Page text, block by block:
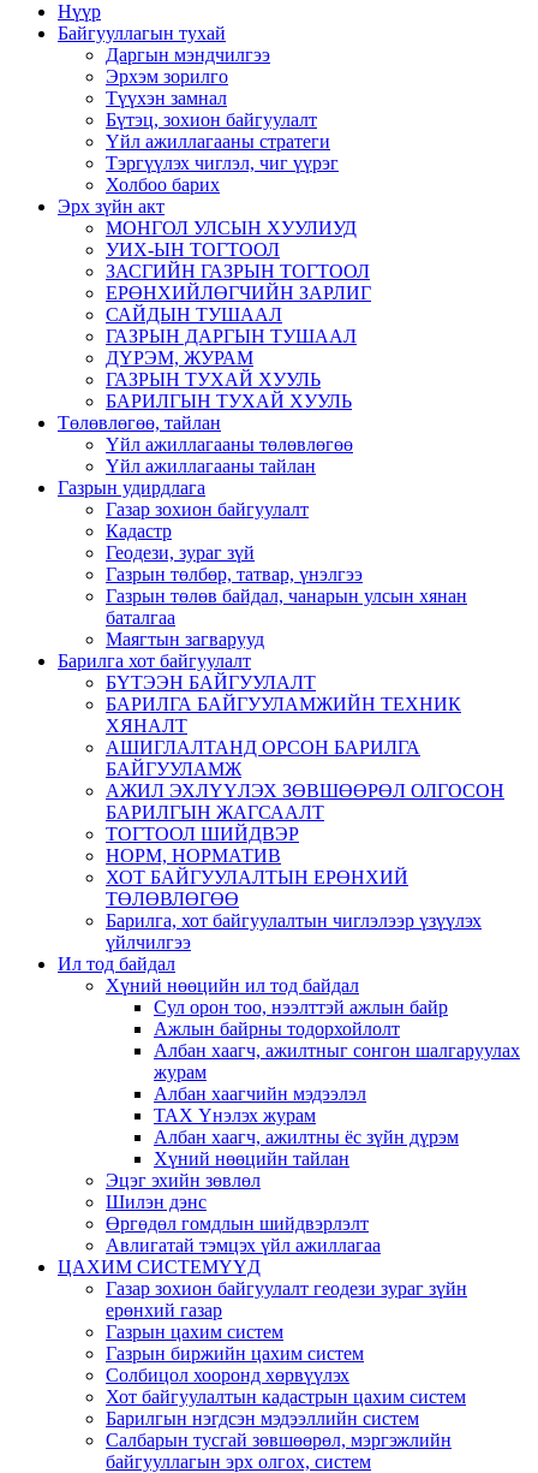
Нүүр
Байгууллагын тухай
Даргын мэндчилгээ
Эрхэм зорилго
Түүхэн замнал
Бүтэц, зохион байгуулалт
Үйл ажиллагааны стратеги
Тэргүүлэх чиглэл, чиг үүрэг
Холбоо барих
Эрх зүйн акт
МОНГОЛ УЛСЫН ХУУЛИУД
УИХ-ЫН ТОГТООЛ
ЗАСГИЙН ГАЗРЫН ТОГТООЛ
ЕРӨНХИЙЛӨГЧИЙН ЗАРЛИГ
САЙДЫН ТУШААЛ
ГАЗРЫН ДАРГЫН ТУШААЛ
ДҮРЭМ, ЖУРАМ
ГАЗРЫН ТУХАЙ ХУУЛЬ
БАРИЛГЫН ТУХАЙ ХУУЛЬ
Төлөвлөгөө, тайлан
Үйл ажиллагааны төлөвлөгөө
Үйл ажиллагааны тайлан
Газрын удирдлага
Газар зохион байгуулалт
Кадастр
Геодези, зураг зүй
Газрын төлбөр, татвар, үнэлгээ
Газрын төлөв байдал, чанарын улсын хянан
баталгаа
Маягтын загварууд
Барилга хот байгуулалт
БҮТЭЭН БАЙГУУЛАЛТ
БАРИЛГА БАЙГУУЛАМЖИЙН ТЕХНИК
ХЯНАЛТ
АШИГЛАЛТАНД ОРСОН БАРИЛГА
БАЙГУУЛАМЖ
АЖИЛ ЭХЛҮҮЛЭХ ЗӨВШӨӨРӨЛ ОЛГОСОН
БАРИЛГЫН ЖАГСААЛТ
ТОГТООЛ ШИЙДВЭР
НОРМ, НОРМАТИВ
ХОТ БАЙГУУЛАЛТЫН ЕРӨНХИЙ
ТӨЛӨВЛӨГӨӨ
Барилга, хот байгуулалтын чиглэлээр үзүүлэх
үйлчилгээ
Ил тод байдал
Хүний нөөцийн ил тод байдал
Сул орон тоо, нээлттэй ажлын байр
Ажлын байрны тодорхойлолт
Албан хаагч, ажилтныг сонгон шалгаруулах
журам
Албан хаагчийн мэдээлэл
ТАХ Үнэлэх журам
Албан хаагч, ажилтны ёс зүйн дүрэм
Хүний нөөцийн тайлан
Эцэг эхийн зөвлөл
Шилэн дэнс
Өргөдөл гомдлын шийдвэрлэлт
Авлигатай тэмцэх үйл ажиллагаа
ЦАХИМ СИСТЕМҮҮД
Газар зохион байгуулалт геодези зураг зүйн
ерөнхий газар
Газрын цахим систем
Газрын биржийн цахим систем
Солбицол хооронд хөрвүүлэх
Хот байгуулалтын кадастрын цахим систем
Барилгын нэгдсэн мэдээллийн систем
Салбарын тусгай зөвшөөрөл, мэргэжлийн
байгууллагын эрх олгох, систем